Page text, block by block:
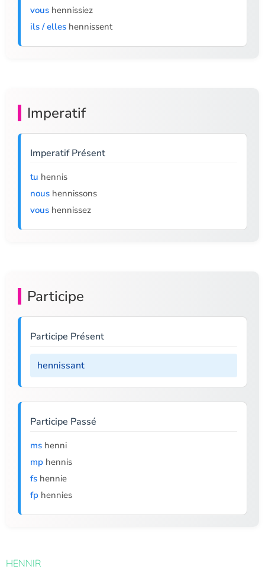
vous hennissiez
ils / elles hennissent
Imperatif
Imperatif Présent
tu hennis
nous hennissons
vous hennissez
Participe
Participe Présent
hennissant
Participe Passé
ms henni
mp hennis
fs hennie
fp hennies
HENNIR